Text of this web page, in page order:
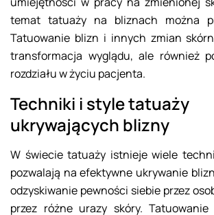
temat tatuaży na bliznach można
Tatuowanie blizn i innych zmian
transformacja wyglądu, ale również
rozdziału w życiu pacjenta.
Techniki i style tatuaży
ukrywających blizny
W świecie tatuaży istnieje wiele
pozwalają na efektywne ukrywanie
odzyskiwanie pewności siebie przez
przez różne urazy skóry.